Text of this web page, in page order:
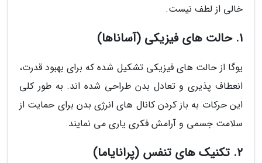
خالی از لطف نیست.
1. حالت های فیزیکی (آساناها)
یوگا از حالت های فیزیکی تشکیل شده که برای بهبود قدرت،
انعطاف پذیری و تعادل بدن طراحی شده اند. به طور کلی
این حرکات به باز کردن کانال های انرژی بدن برای حمایت از
سلامت جسمی و آرامش فکری یاری می نمایند.
2. تکنیک های تنفس (پرانایاما)